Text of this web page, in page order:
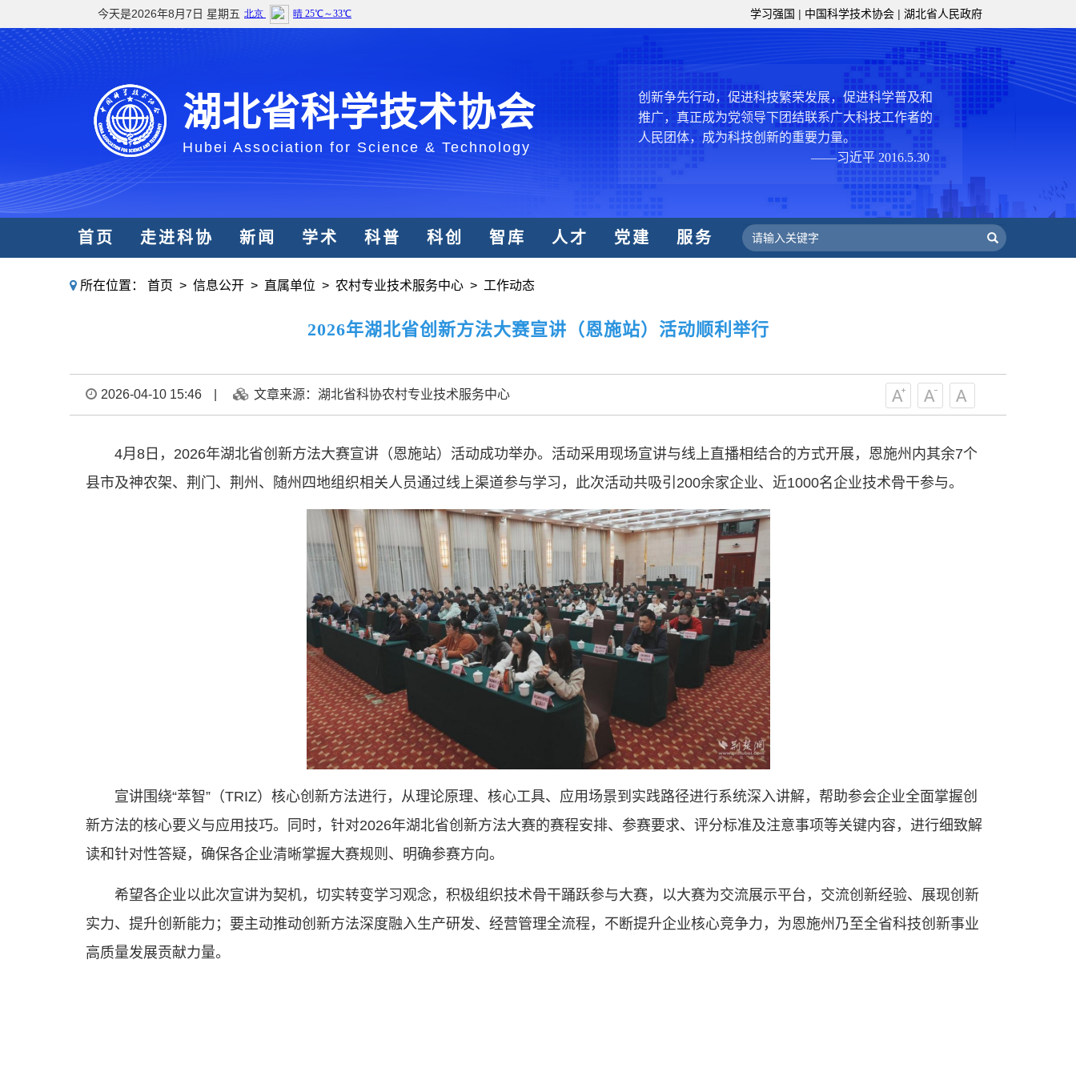
学习强国 | 中国科学技术协会 | 湖北省人民政府
今天是2026年8月7日 星期五
湖北省科学技术协会
Hubei Association for Science & Technology
创新驱动发展服务、为提高全民科学素质服务、为党
型、平台型科协组织建设，接长手臂，扎根基层，团
结引领广大科技工作者积极进军科技创新，组织开展
创新争先行动，促进科技繁荣发展，促进科学普及和
推广，真正成为党领导下团结联系广大科技工作者的
人民团体，成为科技创新的重要力量。
——习近平 2016.5.30
中国科协要肩负起党和政府联系科技工作者桥梁
和纽带的职责，坚持为科技工作者服务、为创新驱动
发展服务、为提高全民科学素质服务、为党和政府科
学决策服务，更广泛地把广大科技工作者团结在党的
类命运共同体作出更大贡献。
中国科协各级组织要坚持为科技工作者服务、为
创新驱动发展服务、为提高全民科学素质服务、为党
和政府科学决策服务的职责定位,推动开放型、枢纽
结引领广大科技工作者积极进军科技创新，组织开展
创新争先行动，促进科技繁荣发展，促进科学普及和
推广，真正成为党领导下团结联系广大科技工作者的
人民团体，成为科技创新的重要力量。
中国科协要肩负起党和政府联系科技工作者桥梁
和纽带的职责，坚持为科技工作者服务、为创新驱动
发展服务、为提高全民科学素质服务、为党和政府科
学决策服务，更广泛地把广大科技工作者团结在党的
周围，弘扬科学家精神，涵养优良学风。要坚持面向
世界、面向未来，增进对国际科技界的开放、信任、
合作，为全面建设社会主义现代化国家、推动构建人
类命运共同体作出更大贡献。
首页 走进科协 新闻 学术 科普 科创 智库 人才 党建 服务
所在位置： 首页 > 信息公开 > 直属单位 > 农村专业技术服务中心 > 工作动态
2026年湖北省创新方法大赛宣讲（恩施站）活动顺利举行
2026-04-10 15:46 文章来源：湖北省科协农村专业技术服务中心
4月8日，2026年湖北省创新方法大赛宣讲（恩施站）活动成功举办。活动采用现场宣讲与线上直播相结合的方式开展，恩施州内其余7个
县市及神农架、荆门、荆州、随州四地组织相关人员通过线上渠道参与学习，此次活动共吸引200余家企业、近1000名企业技术骨干参与。
宣讲围绕“萃智”（TRIZ）核心创新方法进行，从理论原理、核心工具、应用场景到实践路径进行系统深入讲解，帮助参会企业全面掌握创
新方法的核心要义与应用技巧。同时，针对2026年湖北省创新方法大赛的赛程安排、参赛要求、评分标准及注意事项等关键内容，进行细致解
读和针对性答疑，确保各企业清晰掌握大赛规则、明确参赛方向。
希望各企业以此次宣讲为契机，切实转变学习观念，积极组织技术骨干踊跃参与大赛，以大赛为交流展示平台，交流创新经验、展现创新
实力、提升创新能力；要主动推动创新方法深度融入生产研发、经营管理全流程，不断提升企业核心竞争力，为恩施州乃至全省科技创新事业
高质量发展贡献力量。